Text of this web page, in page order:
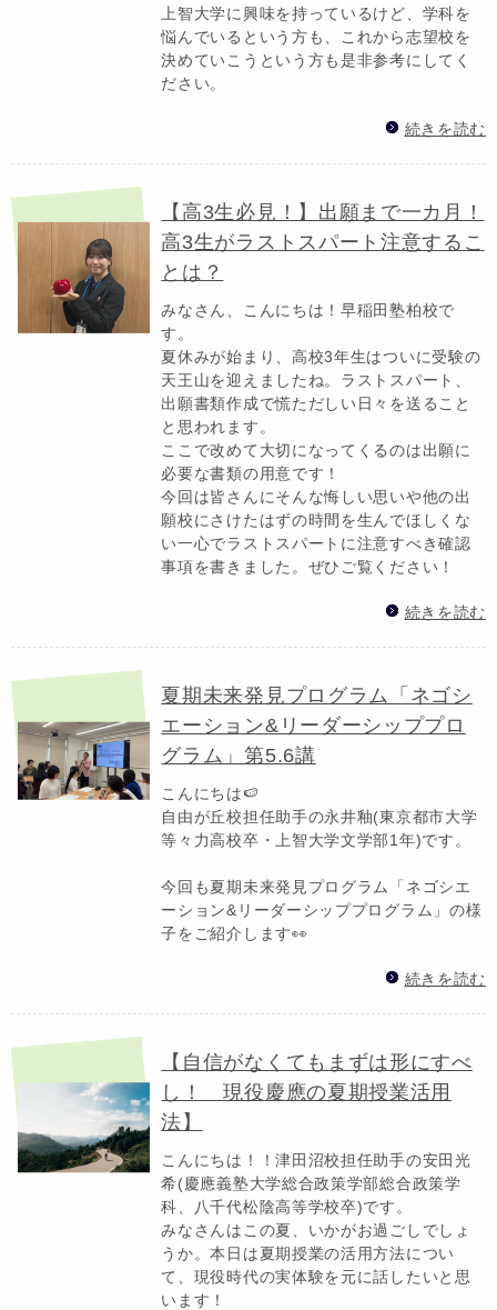
上智大学に興味を持っているけど、学科を
悩んでいるという方も、これから志望校を
決めていこうという方も是非参考にしてく
ださい。
続きを読む
【高3生必見！】出願まで一カ月！
高3生がラストスパート注意するこ
とは？
みなさん、こんにちは！早稲田塾柏校で
す。
夏休みが始まり、高校3年生はついに受験の
天王山を迎えましたね。ラストスパート、
出願書類作成で慌ただしい日々を送ること
と思われます。
ここで改めて大切になってくるのは出願に
必要な書類の用意です！
今回は皆さんにそんな悔しい思いや他の出
願校にさけたはずの時間を生んでほしくな
い一心でラストスパートに注意すべき確認
事項を書きました。ぜひご覧ください！
続きを読む
夏期未来発見プログラム「ネゴシ
エーション&リーダーシッププロ
グラム」第5.6講
こんにちは🍉
自由が丘校担任助手の永井釉(東京都市大学
等々力高校卒・上智大学文学部1年)です。
今回も夏期未来発見プログラム「ネゴシエ
ーション&リーダーシッププログラム」の様
子をご紹介します👀
続きを読む
【自信がなくてもまずは形にすべ
し！ 現役慶應の夏期授業活用
法】
こんにちは！！津田沼校担任助手の安田光
希(慶應義塾大学総合政策学部総合政策学
科、八千代松陰高等学校卒)です。
みなさんはこの夏、いかがお過ごしでしょ
うか。本日は夏期授業の活用方法につい
て、現役時代の実体験を元に話したいと思
います！